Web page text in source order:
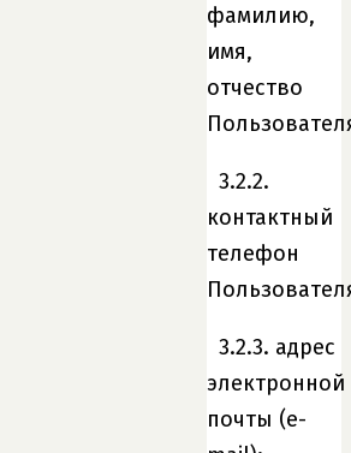
фамилию,
имя,
отчество
3.2.2.
контактный
телефон
3.2.3. адрес
электронной
почты (e-